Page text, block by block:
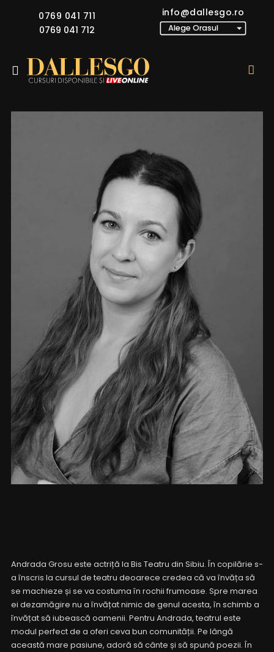
0769 041 711
0769 041 712
info@dallesgo.ro
Andrada Grosu este actriță la Bis Teatru din Sibiu. În copilărie s-
a înscris la cursul de teatru deoarece credea că va învăța să
se machieze și se va costuma în rochii frumoase. Spre marea
ei dezamăgire nu a învățat nimic de genul acesta, în schimb a
învățat să iubească oamenii. Pentru Andrada, teatrul este
modul perfect de a oferi ceva bun comunității. Pe lângă
această mare pasiune, adoră să cânte și să spună poezii. În